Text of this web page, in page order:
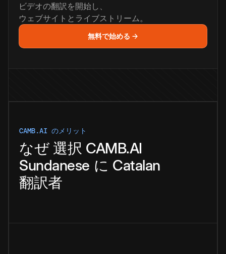
ビデオの翻訳を開始し、
ウェブサイトとライブストリーム。
無料で始める →
CAMB.AI のメリット
なぜ 選択 CAMB.AI
Sundanese に Catalan
翻訳者